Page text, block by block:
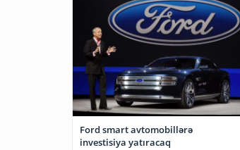
Ford smart avtomobillərə
investisiya yatıracaq